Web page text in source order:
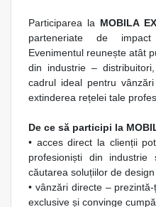
Participarea la MOBILA
parteneriate de
Evenimentul reunește atât
din industrie –
cadrul ideal pentru
extinderea rețelei tale
De ce să participi la
• acces direct la clienții
profesioniști din
căutarea soluțiilor de
• vânzări directe –
exclusive și convinge